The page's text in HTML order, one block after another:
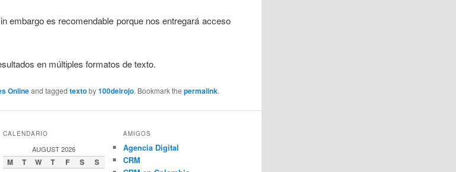
embargo es recomendable porque nos entregará acceso
en múltiples formatos de texto.
Onlineand taggedtextoby100delrojo. Bookmark thepermalink.
CALENDARIO
AUGUST 2026
M T W T F S S
AMIGOS
Agencia Digital
CRM